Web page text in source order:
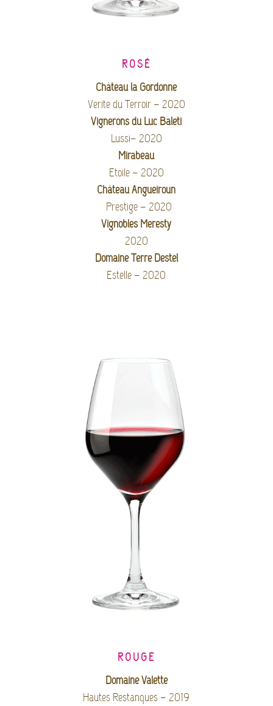
ROSÉ
Château la Gordonne
Verite du Terroir – 2020
Vignerons du Luc Baleti
Lussi– 2020
Mirabeau
Etoile – 2020
Château Angueiroun
Prestige – 2020
Vignobles Meresty
2020
Domaine Terre Destel
Estelle – 2020
ROUGE
Domaine Valette
Hautes Restanques – 2019